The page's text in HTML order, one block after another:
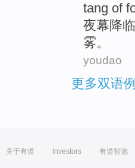
tang of
夜幕降
雾。
youdao
更多双语
关于有道 Investors 有道智选